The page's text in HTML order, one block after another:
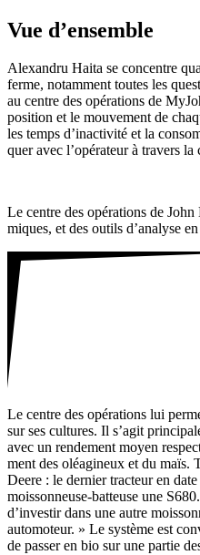
Vue d’ensemble
Alexandru Haita se concentre
ferme, notam­ment toutes les
au centre des opéra­tions de
posi­tion et le mouve­ment de
les temps d’inactivité et la
quer avec l’opérateur à travers
Le centre des opéra­tions de
miques, et des outils d’analyse
Le centre des opéra­tions lui
sur ses cultures. Il s’agit
avec un rende­ment moyen
ment des oléa­gi­neux et du maïs.
Deere : le dernier trac­teur en
mois­son­neuse-batteuse une
d’investir dans une autre
auto­mo­teur. » Le système est
de passer en bio sur une partie